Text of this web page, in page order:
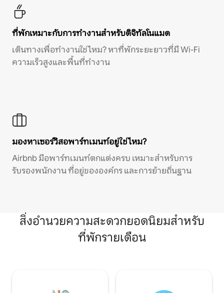
ที่พักเหมาะกับการทำงานสำหรับดิจิทัลโนแมด
เดินทางเพื่อทำงานใช่ไหม? หาที่พักระยะยาวที่มี Wi-Fi
ความเร็วสูงและพื้นที่ทำงาน
มองหาเซอร์วิสอพาร์ทเมนท์อยู่ใช่ไหม?
Airbnb มีอพาร์ทเมนท์ตกแต่งครบ เหมาะสำหรับการ
รับรองพนักงาน ที่อยู่ขององค์กร และการย้ายถิ่นฐาน
สิ่งอำนวยความสะดวกยอดนิยมสำหรับ
ที่พักรายเดือน